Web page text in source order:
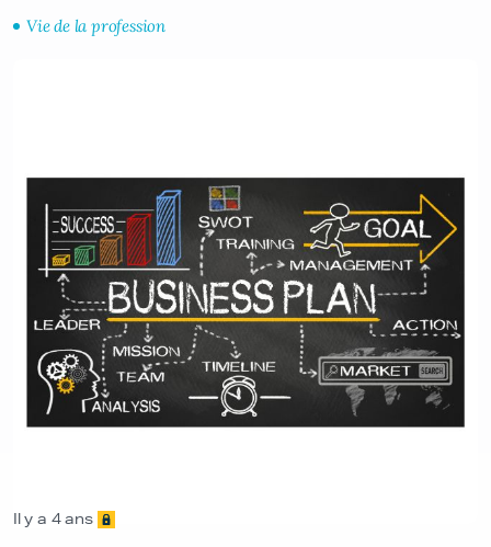
Vie de la profession
Il y a 4 ans